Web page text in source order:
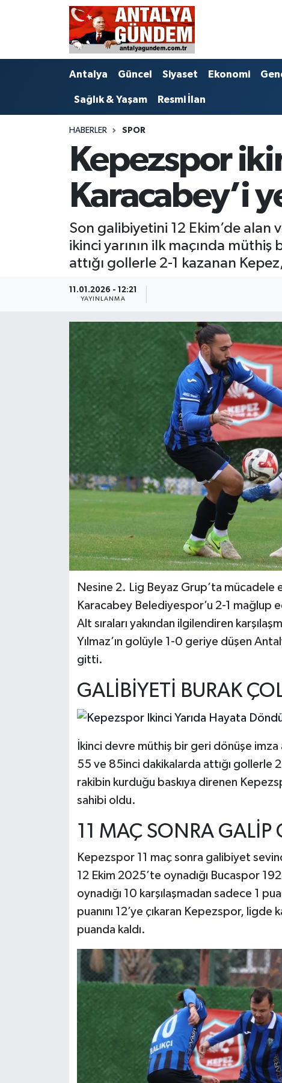
Antalya Güncel Siyaset Ekonomi
Sağlık & Yaşam Resmi İlan
HABERLER SPOR
Kepezspor
Karacabey’i
Son galibiyetini 12 Ekim’de alan
ikinci yarının ilk maçında müthiş
attığı gollerle 2-1 kazanan
11.01.2026 - 12:21
YAYINLANMA
Nesine 2. Lig Beyaz Grup’ta mücadele
Karacabey Belediyespor’u 2-1 mağlup
Alt sıraları yakından ilgilendiren
Yılmaz’ın golüyle 1-0 geriye düşen
gitti.
GALİBİYETİ BURAK
İkinci devre müthiş bir geri dönüşe imza
55 ve 85inci dakikalarda attığı gollerle
rakibin kurduğu baskıya direnen
sahibi oldu.
11 MAÇ SONRA GALİP
Kepezspor 11 maç sonra galibiyet
12 Ekim 2025’te oynadığı Bucaspor
oynadığı 10 karşılaşmadan sadece 1
puanını 12’ye çıkaran Kepezspor, ligde
puanda kaldı.
Antalya
Bilim & Teknoloji
Görüntülü Haber
Kültür & Sanat
Sağlık & Yaşam
Antalya Nöbetçi Eczaneler
Antalya Hava Durumu
Antalya Namaz Vakitleri
Süper Lig Puan Durumu ve Fikstür
Tüm Manşetler
Son Dakika Haberleri
Haber Arşivi